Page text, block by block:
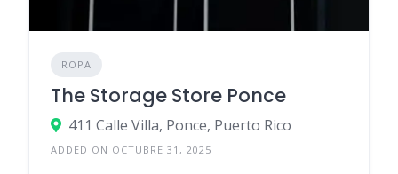
ROPA
The Storage Store Ponce
411 Calle Villa, Ponce, Puerto Rico
ADDED ON OCTUBRE 31, 2025